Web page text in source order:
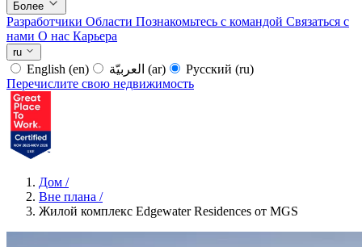
Более
Разработчики Области Познакомьтесь с командой Связаться с
нами О нас Карьера
ru
English (en) (ar) Русский (ru)
Перечислите свою недвижимость
Дом /
Вне плана /
Жилой комплекс Edgewater Residences от MGS